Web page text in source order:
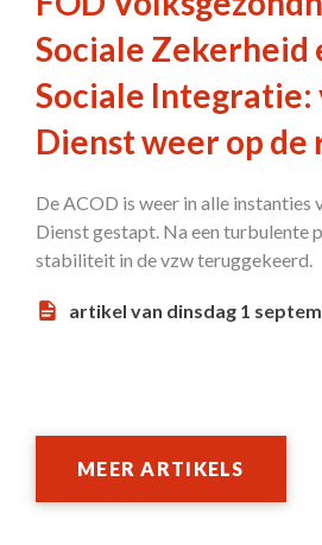
Sociale Zekerheid
Sociale Integratie:
Dienst weer op de
De ACOD is weer in alle instanties
Dienst gestapt. Na een turbulente
stabiliteit in de vzw teruggekeerd.
artikel van dinsdag 1
MEER ARTIKELS